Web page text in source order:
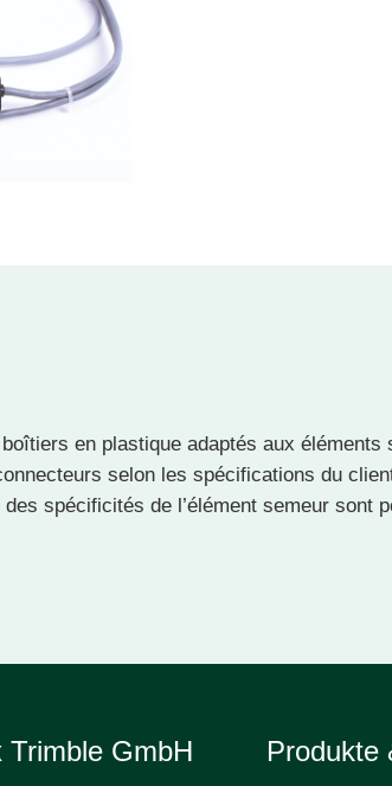
en plastique adaptés aux
selon les spécifications du
spécificités de l’élément semeur sont
Trimble GmbH Produkte